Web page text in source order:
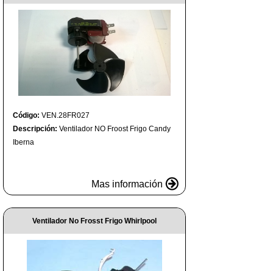
Código: VEN.28FR027
Descripción: Ventilador NO Froost Frigo Candy
Iberna
Mas información
Ventilador No Frosst Frigo Whirlpool